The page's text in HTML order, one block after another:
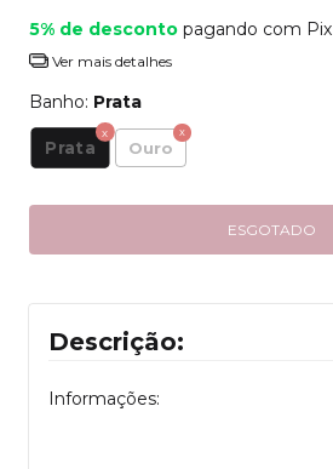
5% de desconto pagando com Pix
Ver mais detalhes
Banho: Prata
Prata Ouro
Descrição:
Informações: